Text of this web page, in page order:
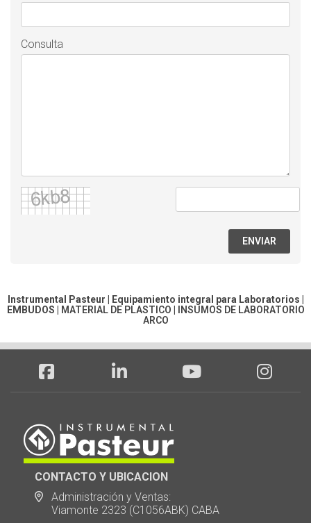
Consulta
ENVIAR
Instrumental Pasteur | Equipamiento integral para Laboratorios |
EMBUDOS
MATERIAL DE PLASTICO
INSUMOS DE LABORATORIO
ARCO
CONTACTO Y UBICACION
Administración y Ventas:
Viamonte 2323 (C1056ABK) CABA